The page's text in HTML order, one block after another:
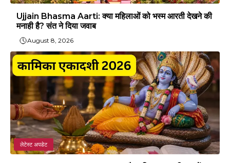
Ujjain Bhasma Aarti: क्या महिलाओं को भस्म आरती देखने की
मनाही है? संत ने दिया जवाब
August 8, 2026
लेटेस्ट अपडेट